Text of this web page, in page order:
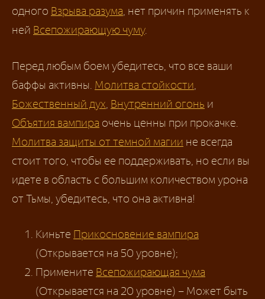
одного Взрыва разума, нет причин применять к
ней Всепожирающую чуму.
Перед любым боем убедитесь, что все ваши
баффы активны. Молитва стойкости,
Божественный дух, Внутренний огонь и
Объятия вампира очень ценны при прокачке.
Молитва защиты от темной магии не всегда
стоит того, чтобы ее поддерживать, но если вы
идете в область с большим количеством урона
от Тьмы, убедитесь, что она активна!
Киньте Прикосновение вампира
(Открывается на 50 уровне);
Примените Всепожирающая чума
(Открывается на 20 уровне) – Может быть